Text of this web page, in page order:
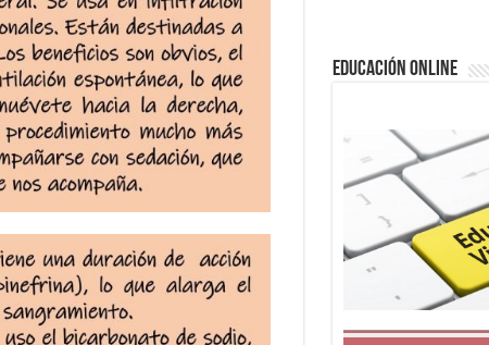
EDUCACIÓN ONLINE